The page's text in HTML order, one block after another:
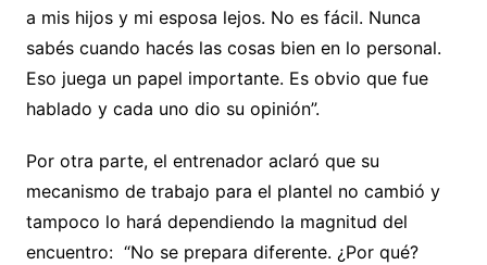
a mis hijos y mi esposa lejos. No es fácil. Nunca
sabés cuando hacés las cosas bien en lo personal.
Eso juega un papel importante. Es obvio que fue
hablado y cada uno dio su opinión”.
Por otra parte, el entrenador aclaró que su
mecanismo de trabajo para el plantel no cambió y
tampoco lo hará dependiendo la magnitud del
encuentro: “No se prepara diferente. ¿Por qué?